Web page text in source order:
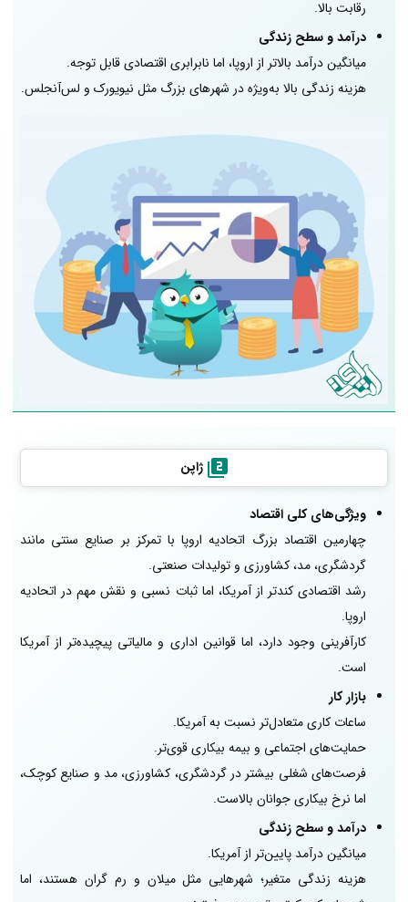
رقابت بالا.
درآمد و سطح زندگی
میانگین درآمد بالاتر از اروپا، اما نابرابری اقتصادی قابل توجه.
هزینه زندگی بالا به‌ویژه در شهرهای بزرگ مثل نیویورک و لس‌آنجلس.
ژاپن
ویژگی‌های کلی اقتصاد
چهارمین اقتصاد بزرگ اتحادیه اروپا با تمرکز بر صنایع سنتی مانند
گردشگری، مد، کشاورزی و تولیدات صنعتی.
رشد اقتصادی کندتر از آمریکا، اما ثبات نسبی و نقش مهم در اتحادیه
اروپا.
کارآفرینی وجود دارد، اما قوانین اداری و مالیاتی پیچیده‌تر از آمریکا
است.
بازار کار
ساعات کاری متعادل‌تر نسبت به آمریکا.
حمایت‌های اجتماعی و بیمه بیکاری قوی‌تر.
فرصت‌های شغلی بیشتر در گردشگری، کشاورزی، مد و صنایع کوچک،
اما نرخ بیکاری جوانان بالاست.
درآمد و سطح زندگی
میانگین درآمد پایین‌تر از آمریکا.
هزینه زندگی متغیر؛ شهرهایی مثل میلان و رم گران هستند، اما